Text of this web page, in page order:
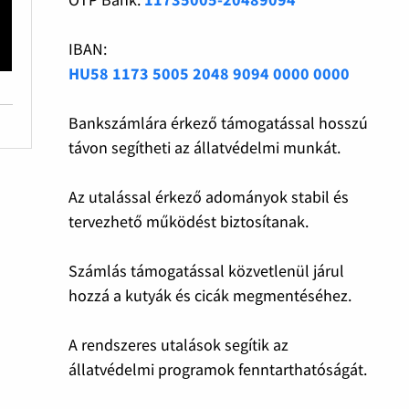
IBAN:
HU58 1173 5005 2048 9094 0000 0000
Bankszámlára érkező támogatással hosszú
távon segítheti az állatvédelmi munkát.
Az utalással érkező adományok stabil és
tervezhető működést biztosítanak.
Számlás támogatással közvetlenül járul
hozzá a kutyák és cicák megmentéséhez.
A rendszeres utalások segítik az
állatvédelmi programok fenntarthatóságát.